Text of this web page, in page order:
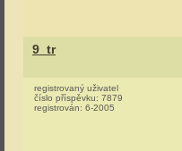
9_tr
registrovaný uživatel
číslo příspěvku: 7879
registrován: 6-2005